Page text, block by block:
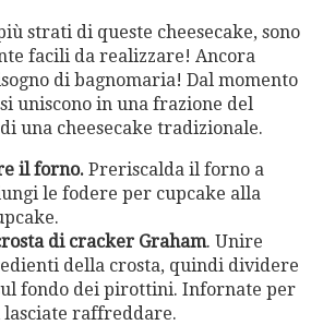
strati di queste cheesecake, sono
facili da realizzare! Ancora
di bagnomaria! Dal momento
uniscono in una frazione del
una cheesecake tradizionale.
il forno. Preriscalda il forno a
le fodere per cupcake alla
di cracker Graham. Unire
della crosta, quindi dividere
fondo dei pirottini. Infornate per
raffreddare.